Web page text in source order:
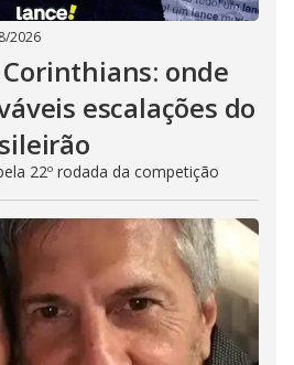
2026
onde
escalações do
22º rodada da competição